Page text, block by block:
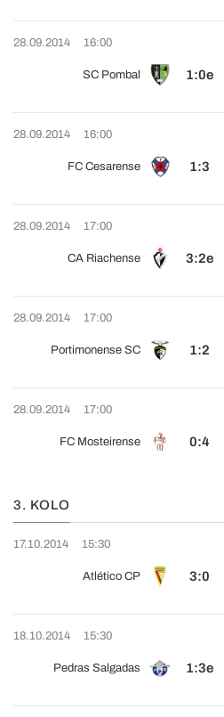
28.09.2014 16:00
SC Pombal 1:0e
28.09.2014 16:00
FC Cesarense 1:3
28.09.2014 17:00
CA Riachense 3:2e
28.09.2014 17:00
Portimonense SC 1:2
28.09.2014 17:00
FC Mosteirense 0:4
3. KOLO
17.10.2014 15:30
Atlético CP 3:0
18.10.2014 15:30
Pedras Salgadas 1:3e